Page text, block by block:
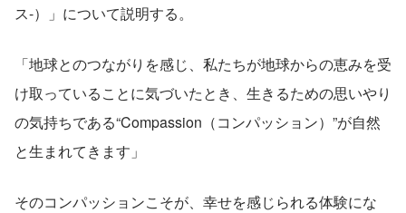
ス-）」について説明する。
「地球とのつながりを感じ、私たちが地球からの恵みを受
け取っていることに気づいたとき、生きるための思いやり
の気持ちである“Compassion（コンパッション）”が自然
と生まれてきます」
そのコンパッションこそが、幸せを感じられる体験にな